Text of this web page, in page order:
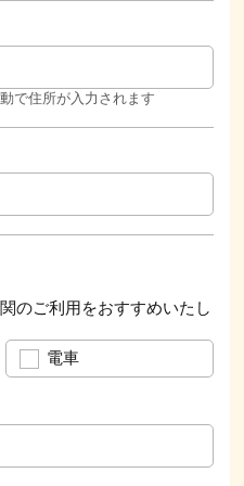
で住所が入力されます
のご利用をおすすめいたし
電車